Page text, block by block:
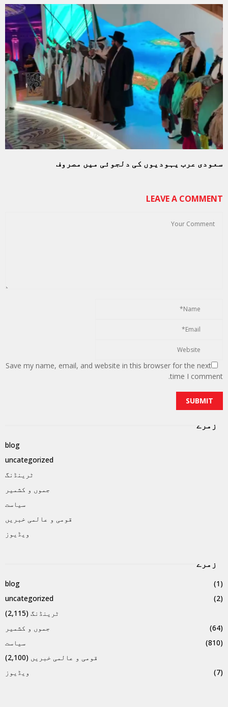
سعودی عرب یہودیوں کی دلجوئی میں مصروف
LEAVE A COMMENT
Save my name, email, and website in this browser for the next
time I comment.
زمرے
blog
uncategorized
ٹرینڈنگ
جموں و کشمیر
سیاست
قومی و عالمی خبریں
ویڈیوز
زمرے
blog
(1)
uncategorized
(2)
ٹرینڈنگ (2,115)
جموں و کشمیر
(64)
سیاست
(810)
قومی و عالمی خبریں (2,100)
ویڈیوز
(7)